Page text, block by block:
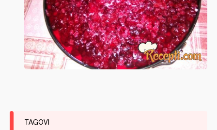
TAGOVI